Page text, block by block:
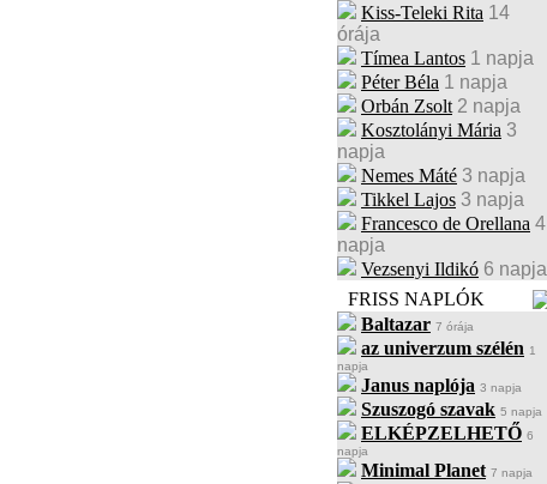
Kiss-Teleki Rita 14
órája
Tímea Lantos 1 napja
Péter Béla 1 napja
Orbán Zsolt 2 napja
Kosztolányi Mária 3
napja
Nemes Máté 3 napja
Tikkel Lajos 3 napja
Francesco de Orellana 4
napja
Vezsenyi Ildikó 6 napja
FRISS NAPLÓK
Baltazar 7 órája
az univerzum szélén 1
napja
Janus naplója 3 napja
Szuszogó szavak 5 napja
ELKÉPZELHETŐ 6
napja
Minimal Planet 7 napja